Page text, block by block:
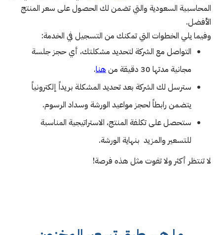
المحاسبية السعودية والتي تضمن لك الحصول على سعر المنتج
الأفضل.
وفيما يلي الخطوات التي تمكنك من التسجيل في الخدمة:
التواصل مع الشركة لتحديد مشكلتك، أي حجز جلسة
مجانية مدتها 30 دقيقة من
هنا.
سترسل لك الشركة بعد تحديد المشكلة بريداً إلكترونياً
ستحصل على تكلفة المنتج، الاستراتيجية المناسبة
للتسعير والمزيد بنهاية الورشة.
لا تنتظر أكثر ولا تفوت مثل هذه فرصة!